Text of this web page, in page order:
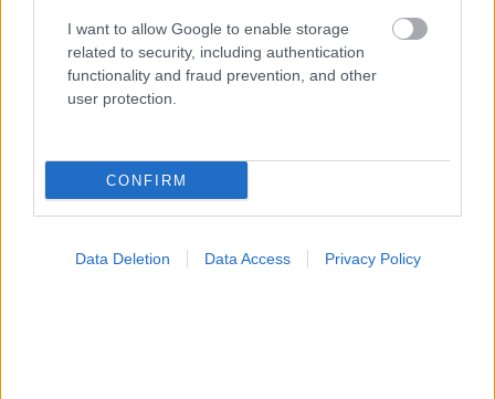
I want to allow Google to enable storage
related to security, including authentication
functionality and fraud prevention, and other
user protection.
CONFIRM
Data Deletion Data Access Privacy Policy